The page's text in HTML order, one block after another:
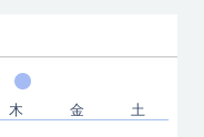
木 金 土